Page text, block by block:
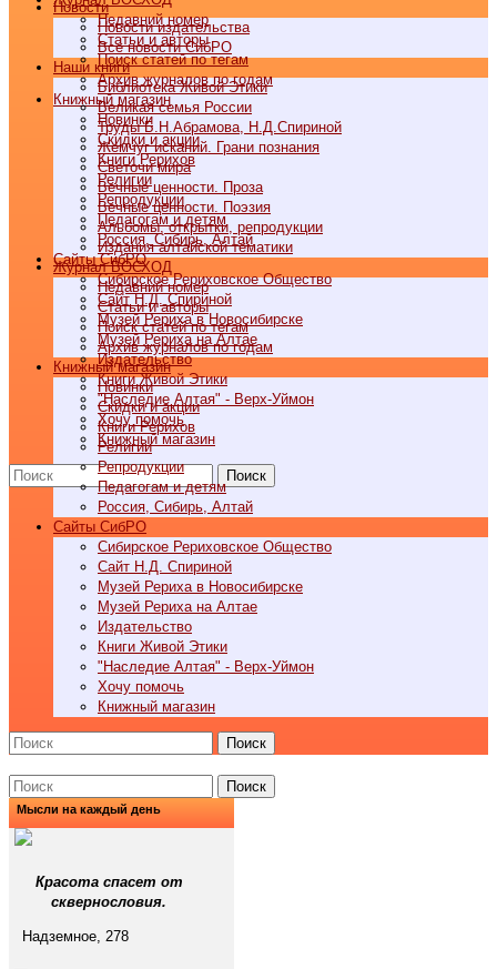
Недавний номер
Статьи и авторы
Поиск статей по тегам
Архив журналов по годам
Книжный магазин
Новинки
Скидки и акции
Книги Рерихов
Религии
Репродукции
Педагогам и детям
Россия, Сибирь, Алтай
Cайты СибРО
Сибирское Рериховское Общество
Сайт Н.Д. Спириной
Музей Рериха в Новосибирске
Музей Рериха на Алтае
Издательство
Книги Живой Этики
"Наследие Алтая" - Верх-Уймон
Хочу помочь
Книжный магазин
Поиск
Новости
Новости издательства
Все новости СибРО
Наши книги
Библиотека Живой Этики
Великая семья России
Труды Б.Н.Абрамова, Н.Д.Спириной
Жемчуг исканий. Грани познания
Светочи мира
Вечные ценности. Проза
Вечные ценности. Поэзия
Альбомы, открытки, репродукции
Издания алтайской тематики
Журнал ВОСХОД
Недавний номер
Статьи и авторы
Поиск статей по тегам
Архив журналов по годам
Книжный магазин
Новинки
Скидки и акции
Книги Рерихов
Религии
Репродукции
Педагогам и детям
Россия, Сибирь, Алтай
Cайты СибРО
Сибирское Рериховское Общество
Сайт Н.Д. Спириной
Музей Рериха в Новосибирске
Музей Рериха на Алтае
Издательство
Книги Живой Этики
"Наследие Алтая" - Верх-Уймон
Хочу помочь
Книжный магазин
Поиск
Поиск
Мысли на каждый день
Красота спасет от
сквернословия.
Надземное, 278